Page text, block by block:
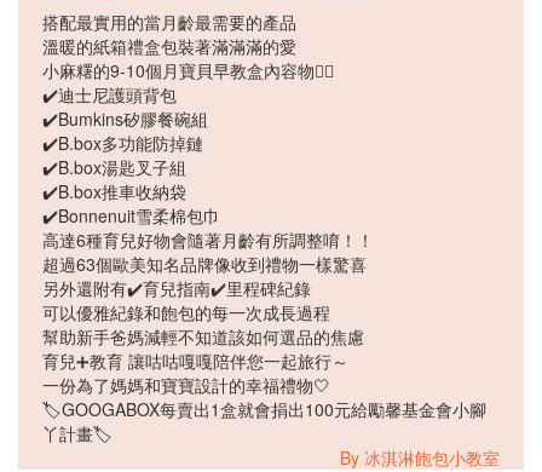
搭配最實用的當月齡最需要的產品
溫暖的紙箱禮盒包裝著滿滿滿的愛
小麻糬的9-10個月寶貝早教盒內容物👉🏻
✔️迪士尼護頭背包
✔️Bumkins矽膠餐碗組
✔️B.box多功能防掉鏈
✔️B.box湯匙叉子組
✔️B.box推車收納袋
✔️Bonnenuit雪柔棉包巾
高達6種育兒好物會隨著月齡有所調整唷！！
超過63個歐美知名品牌像收到禮物一樣驚喜
另外還附有✔️育兒指南✔️里程碑紀錄
可以優雅紀錄和飽包的每一次成長過程
幫助新手爸媽減輕不知道該如何選品的焦慮
育兒➕教育 讓咕咕嘎嘎陪伴您一起旅行～
一份為了媽媽和寶寶設計的幸福禮物🤍
🏷GOOGABOX每賣出1盒就會捐出100元給勵馨基金會小腳
丫計畫🏷
By 冰淇淋飽包小教室